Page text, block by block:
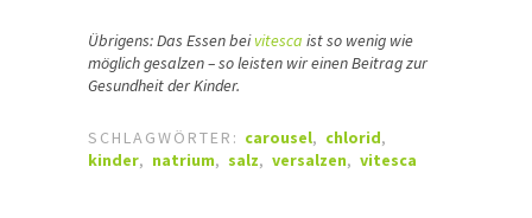
Übrigens: Das Essen beivitesca ist so wenig wie
möglich gesalzen – so leisten wir einen Beitrag zur
Gesundheit der Kinder.
SCHLAGWÖRTER: carousel, chlorid,
kinder, natrium, salz, versalzen, vitesca